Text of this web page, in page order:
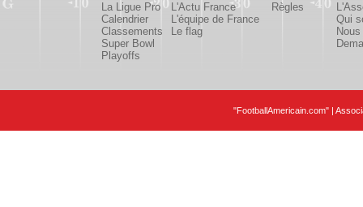
La Ligue Pro
Calendrier
Classements
Super Bowl
Playoffs
L'Actu France
L'équipe de France
Le flag
Règles
Qui
"FootballAmericain.com" |